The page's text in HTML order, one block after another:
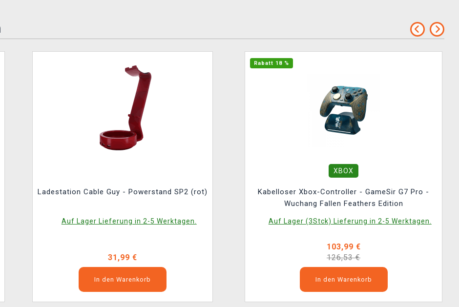
Ladestation Cable Guy - Powerstand SP2 (rot)
Auf Lager Lieferung in 2-5 Werktagen.
31,99 €
In den Warenkorb
Rabatt 18 %
XBOX
Kabelloser Xbox-Controller - GameSir G7 Pro -
Wuchang Fallen Feathers Edition
Auf Lager (3Stck) Lieferung in 2-5 Werktagen.
103,99 €
126,53 €
In den Warenkorb